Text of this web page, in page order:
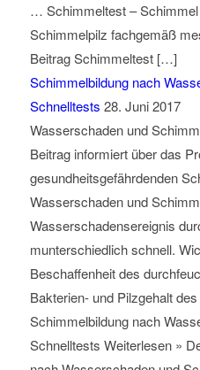
… Schimmeltest –
Schimmelpilz fachgemäß
Beitrag Schimmeltest […]
Schimmelbildung nach
Schnelltests 28. Juni 2017
Wasserschaden und
Beitrag informiert über das
gesundheitsgefährdenden
Wasserschaden und
Wasserschadensereignis
munterschiedlich schnell.
Beschaffenheit des
Bakterien- und Pilzgehalt
Schimmelbildung nach
Schnelltests Weiterlesen »